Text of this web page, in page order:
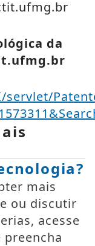
da
mais
ou discutir
acesse